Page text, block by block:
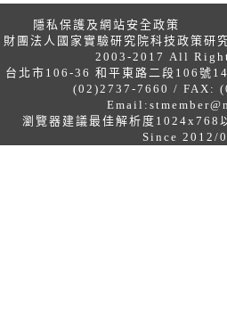
隱私保護及網站安全政策
財團法人國家實驗研究院科技政策研
2003-2017 All
台北市106-36 和平東路二段106號
(02)2737-7660 / FAX:
Email:
瀏覽器建議最佳解析度
Since 2012/